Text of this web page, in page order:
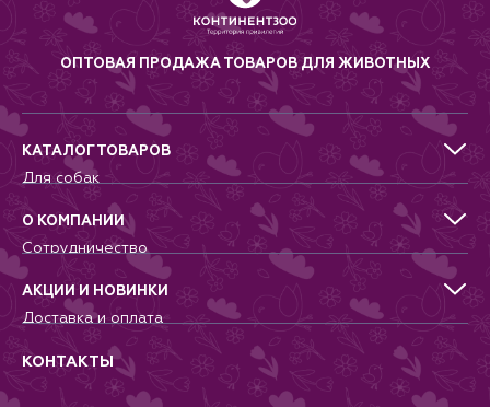
ОПТОВАЯ ПРОДАЖА ТОВАРОВ ДЛЯ ЖИВОТНЫХ
КАТАЛОГ ТОВАРОВ
Для собак
Для кошек
Для грызунов
Для птиц
Аквариумистика, пруд, море
Террариумистика
О КОМПАНИИ
Сотрудничество
Питомникам
Добрые дела
Новости
Контакты
Вопрос-Ответ
АКЦИИ И НОВИНКИ
Доставка и оплата
Гарантии и возврат
Вакансии
Политика
Соглашение
КОНТАКТЫ